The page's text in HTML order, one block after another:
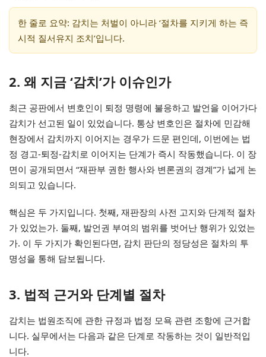
한 줄로 요약: 감치는 처벌이 아니라 ‘절차를 지키게 하는 즉
시적 질서유지 조치’입니다.
2. 왜 지금 ‘감치’가 이슈인가
최근 공판에서 변호인이 퇴정 명령에 불응하고 발언을 이어가다
감치가 선고된 일이 있었습니다. 통상 변호인은 절차에 민감해
현장에서 감치까지 이어지는 경우가 드문 편인데, 이번에는 법
정 경고-퇴정-감치로 이어지는 단계가 즉시 작동했습니다. 이 장
면이 공개되면서 “재판부 권한 행사와 변론권의 경계”가 넓게 논
의되고 있습니다.
핵심은 두 가지입니다. 첫째, 재판장의 사전 고지와 단계적 절차
가 있었는가. 둘째, 발언권 부여의 범위를 벗어난 행위가 있었는
가. 이 두 가지가 확인된다면, 감치 판단의 정당성은 절차의 투
명성을 통해 담보됩니다.
3. 법적 근거와 단계별 절차
감치는 법원조직에 관한 규정과 법정 모욕 관련 조항에 근거합
니다. 실무에서는 다음과 같은 단계로 작동하는 것이 일반적입
니다.